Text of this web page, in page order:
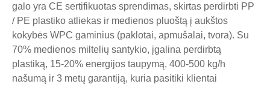
galo yra CE sertifikuotas sprendimas, skirtas perdirbti PP
/ PE plastiko atliekas ir medienos pluoštą į aukštos
kokybės WPC gaminius (paklotai, apmušalai, tvora). Su
70% medienos miltelių santykio, įgalina perdirbtą
plastiką, 15-20% energijos taupymą, 400-500 kg/h
našumą ir 3 metų garantiją, kuria pasitiki klientai